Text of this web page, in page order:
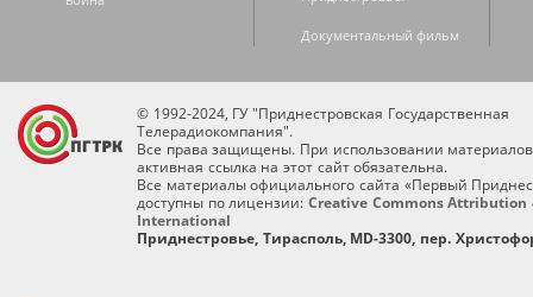
Документальный фильм
© 1992-2024, ГУ "Приднестровская Государственная
Телерадиокомпания".
Все права защищены. При использовании
активная ссылка на этот сайт обязательна.
Все материалы официального сайта «Первый
доступны по лицензии: Creative Commons Attribution
International
Приднестровье, Тирасполь, MD-3300, пер.